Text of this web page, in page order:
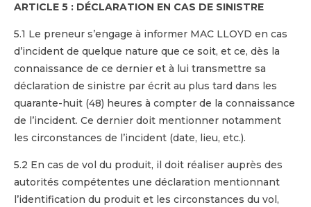
ARTICLE 5 : DÉCLARATION EN CAS DE SINISTRE
5.1 Le preneur s’engage à informer MAC LLOYD en cas
d’incident de quelque nature que ce soit, et ce, dès la
connaissance de ce dernier et à lui transmettre sa
déclaration de sinistre par écrit au plus tard dans les
quarante-huit (48) heures à compter de la connaissance
de l’incident. Ce dernier doit mentionner notamment
les circonstances de l’incident (date, lieu, etc.).
5.2 En cas de vol du produit, il doit réaliser auprès des
autorités compétentes une déclaration mentionnant
l’identification du produit et les circonstances du vol,